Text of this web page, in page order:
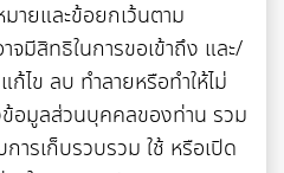
ยและข้อยกเว้นตาม
มีสิทธิในการขอเข้าถึง และ/
ก้ไข ลบ ทำลายหรือทำให้ไม่
อมูลส่วนบุคคลของท่าน รวม
ารเก็บรวบรวม ใช้ หรือเปิด